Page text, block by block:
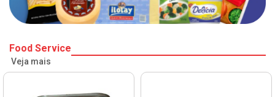
Food Service
Veja mais